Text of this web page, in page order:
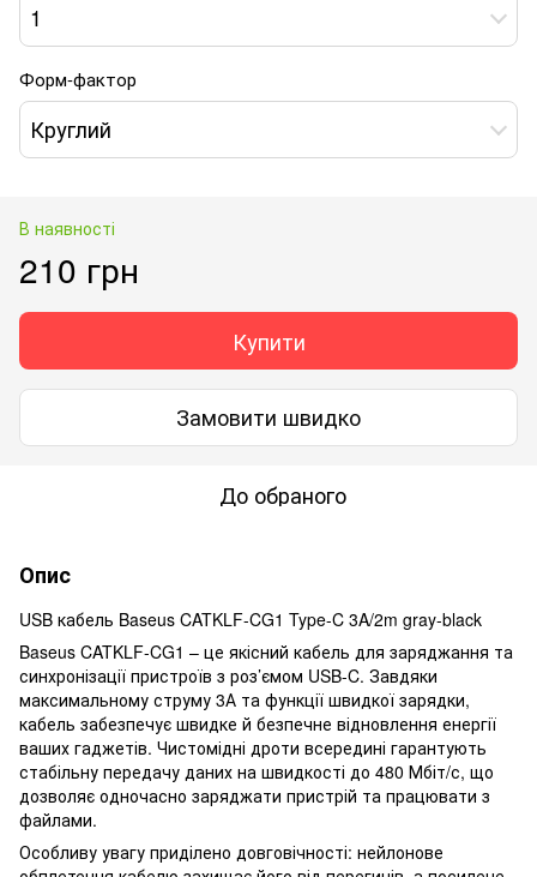
1
Форм-фактор
Круглий
В наявності
210 грн
Купити
Замовити швидко
До обраного
Опис
USB кабель Baseus CATKLF-CG1 Type-C 3A/2m gray-black
Baseus CATKLF-CG1 – це якісний кабель для заряджання та
синхронізації пристроїв з роз’ємом USB-C. Завдяки
максимальному струму 3А та функції швидкої зарядки,
кабель забезпечує швидке й безпечне відновлення енергії
ваших гаджетів. Чистомідні дроти всередині гарантують
стабільну передачу даних на швидкості до 480 Мбіт/с, що
дозволяє одночасно заряджати пристрій та працювати з
файлами.
Особливу увагу приділено довговічності: нейлонове